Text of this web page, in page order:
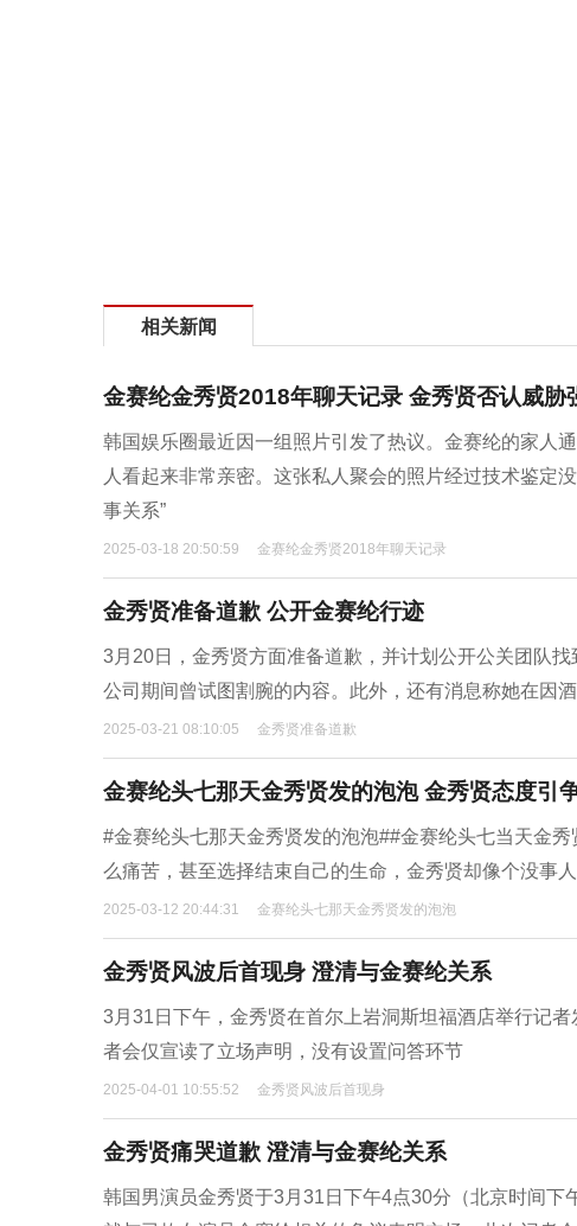
相关新闻
金赛纶金秀贤2018年聊天记录 金秀贤否认威胁
韩国娱乐圈最近因一组照片引发了热议。金赛纶的家人
人看起来非常亲密。这张私人聚会的照片经过技术鉴定
事关系”
2025-03-18 20:50:59 金赛纶金秀贤2018年聊天记录
金秀贤准备道歉 公开金赛纶行迹
3月20日，金秀贤方面准备道歉，并计划公开公关团队
公司期间曾试图割腕的内容。此外，还有消息称她在因
2025-03-21 08:10:05 金秀贤准备道歉
金赛纶头七那天金秀贤发的泡泡 金秀贤态度引
#金赛纶头七那天金秀贤发的泡泡##金赛纶头七当天金
么痛苦，甚至选择结束自己的生命，金秀贤却像个没事
2025-03-12 20:44:31 金赛纶头七那天金秀贤发的泡泡
金秀贤风波后首现身 澄清与金赛纶关系
3月31日下午，金秀贤在首尔上岩洞斯坦福酒店举行记
者会仅宣读了立场声明，没有设置问答环节
2025-04-01 10:55:52 金秀贤风波后首现身
金秀贤痛哭道歉 澄清与金赛纶关系
韩国男演员金秀贤于3月31日下午4点30分（北京时间下